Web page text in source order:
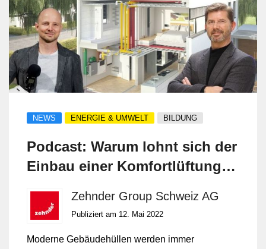
NEWS ENERGIE & UMWELT BILDUNG
Podcast: Warum lohnt sich der
Einbau einer Komfortlüftung
Zehnder Group Schweiz AG
Publiziert am 12. Mai 2022
Moderne Gebäudehüllen werden immer